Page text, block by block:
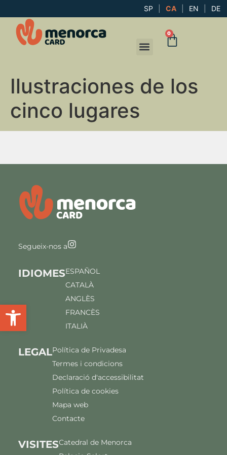
Obre la barra d'eines
SP CA EN DE
0
Ilustraciones de los
cinco lugares
Segueix-nos a
VISITESCatedral de Menorca
IDIOMESESPAÑOL
CATALÀ
ANGLÈS
FRANCÈS
ITALIÀ
LEGALPolítica de Privadesa
Termes i condicions
Declaració d'accessibilitat
Política de cookies
Mapa web
Contacte